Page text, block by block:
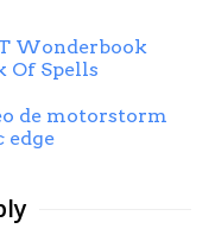
Wonderbook
Of Spells
de motorstorm
edge